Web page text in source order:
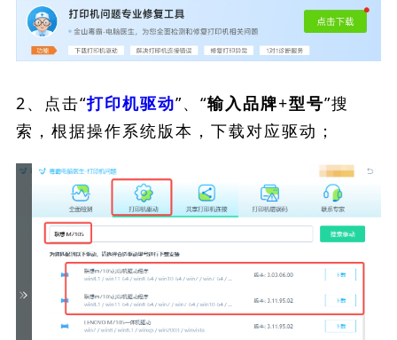
2、点击“打印机驱动”、“输入品牌+型号”搜
索，根据操作系统版本，下载对应驱动；